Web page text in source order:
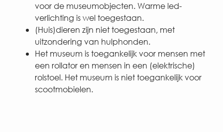
voor de museumobjecten. Warme led-
verlichting is wel toegestaan.
(Huis)dieren zijn niet toegestaan, met
uitzondering van hulphonden.
Het museum is toegankelijk voor mensen met
een rollator en mensen in een (elektrische)
rolstoel. Het museum is niet toegankelijk voor
scootmobielen.